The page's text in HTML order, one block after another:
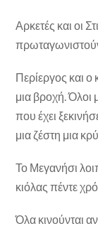
Αρκετές και οι
Περίεργος και ο
μια βροχή. Όλοι
που έχει
μια ζέστη μια
Το Μεγανήσι
κιόλας πέντε
Όλα κινούνται